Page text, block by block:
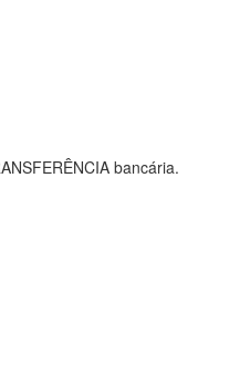
bancária.